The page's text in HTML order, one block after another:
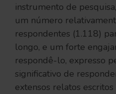
instrumento de
um número
respondentes (1.118)
longo, e um forte
respondê-lo, expresso
significativo de
extensos relatos